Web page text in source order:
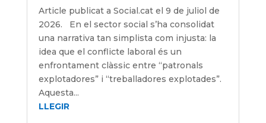
Article publicat a Social.cat el 9 de juliol de
2026. En el sector social s’ha consolidat
una narrativa tan simplista com injusta: la
idea que el conflicte laboral és un
enfrontament clàssic entre “patronals
explotadores” i “treballadores explotades”.
Aquesta...
LLEGIR